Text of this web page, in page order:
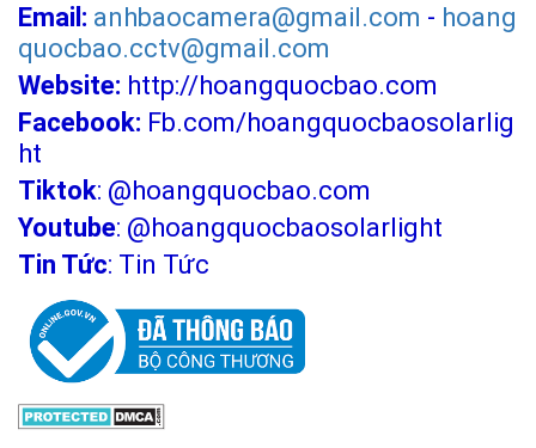
Email: anhbaocamera@gmail.com - hoang
quocbao.cctv@gmail.com
Website: http://hoangquocbao.com
Facebook: Fb.com/hoangquocbaosolarlig
ht
Tiktok: @hoangquocbao.com
Youtube: @hoangquocbaosolarlight
Tin Tức: Tin Tức